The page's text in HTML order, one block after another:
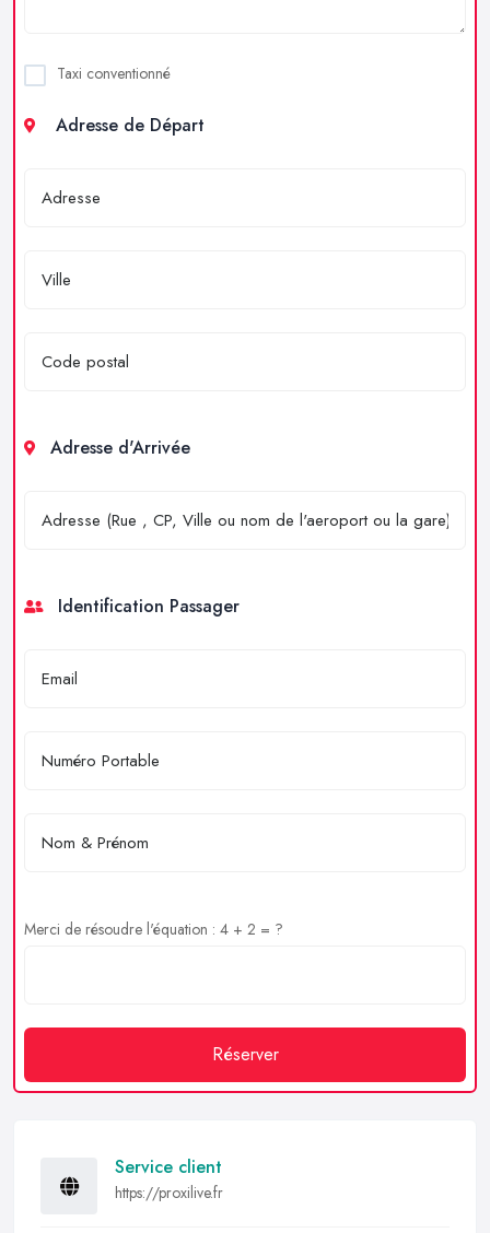
Taxi conventionné
Adresse de Départ
Adresse d'Arrivée
Identification Passager
Merci de résoudre l'équation : 4 + 2 = ?
Réserver
Service client
https://proxilive.fr